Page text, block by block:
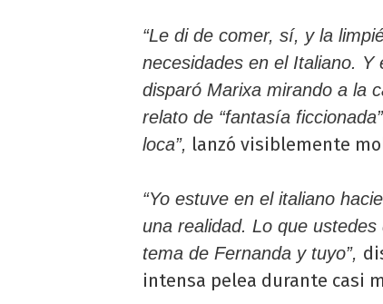
“Le di de comer, sí, y la
necesidades en el Italiano. Y
disparó Marixa mirando a la
relato de “fantasía
loca”, lanzó visiblemente
“Yo estuve en el italiano
una realidad. Lo que
tema de Fernanda y tuyo”,
intensa pelea durante casi